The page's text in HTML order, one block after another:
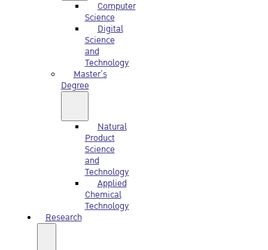
Computer
Science
Digital
Science
and
Technology
Master’s
Degree
Natural
Product
Science
and
Technology
Applied
Chemical
Technology
Research